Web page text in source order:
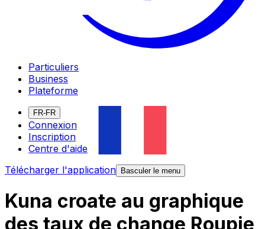
Particuliers
Business
Plateforme
FR-FR
Connexion
Inscription
Centre d'aide
Télécharger l'application
Basculer le menu
Kuna croate au graphique
des taux de change Roupie